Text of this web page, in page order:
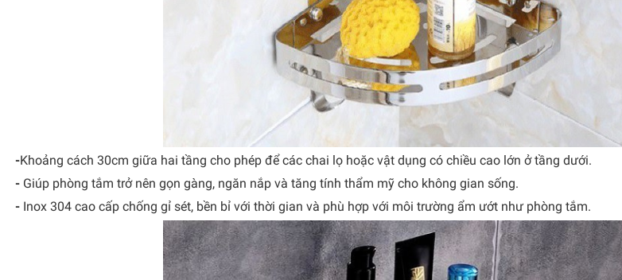
-Khoảng cách 30cm giữa hai tầng cho phép để các chai lọ hoặc vật dụng có chiều cao lớn ở tầng dưới.
- Giúp phòng tắm trở nên gọn gàng, ngăn nắp và tăng tính thẩm mỹ cho không gian sống.
- Inox 304 cao cấp chống gỉ sét, bền bỉ với thời gian và phù hợp với môi trường ẩm ướt như phòng tắm.